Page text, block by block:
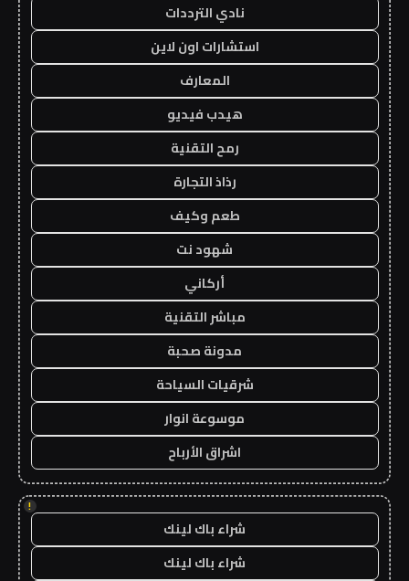
نادي الترددات
استشارات اون لاين
المعارف
هيدب فيديو
رمح التقنية
رذاذ التجارة
طعم وكيف
شهود نت
أركاني
مباشر التقنية
مدونة صحبة
شرقيات السياحة
موسوعة انوار
اشراق الأرباح
!
شراء باك لينك
شراء باك لينك